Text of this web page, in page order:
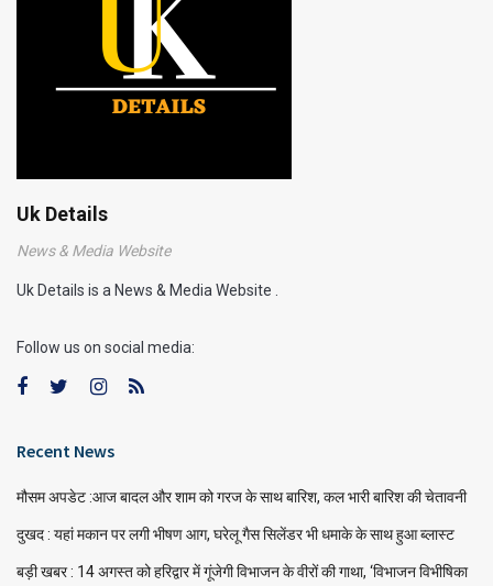
Uk Details
News & Media Website
Uk Details is a News & Media Website .
Follow us on social media:
Recent News
मौसम अपडेट :आज बादल और शाम को गरज के साथ बारिश, कल भारी बारिश की चेतावनी
दुखद : यहां मकान पर लगी भीषण आग, घरेलू गैस सिलेंडर भी धमाके के साथ हुआ ब्लास्ट
बड़ी खबर : 14 अगस्त को हरिद्वार में गूंजेगी विभाजन के वीरों की गाथा, ‘विभाजन विभीषिका